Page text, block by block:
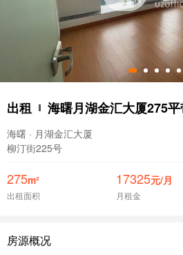
出租 海曙月湖金汇大厦275
海曙 · 月湖金汇大厦
柳汀街225号
275m²
出租面积
17325元/月
月租金
房源概况